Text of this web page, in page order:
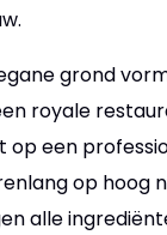
grond
royale
op een
op hoog
alle